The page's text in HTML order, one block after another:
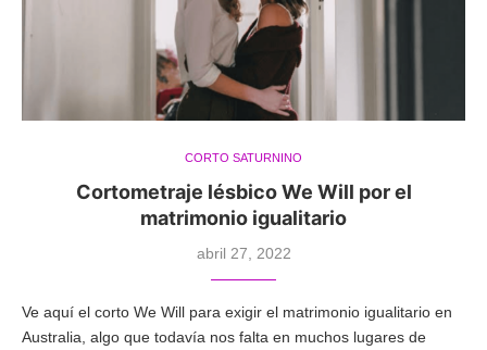
CORTO SATURNINO
Cortometraje lésbico We Will por el
matrimonio igualitario
abril 27, 2022
Ve aquí el corto We Will para exigir el matrimonio igualitario en
Australia, algo que todavía nos falta en muchos lugares de